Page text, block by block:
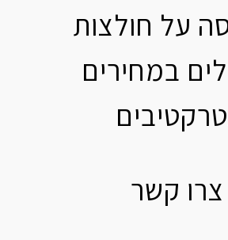
על חולצות
במחירים
צרו קשר